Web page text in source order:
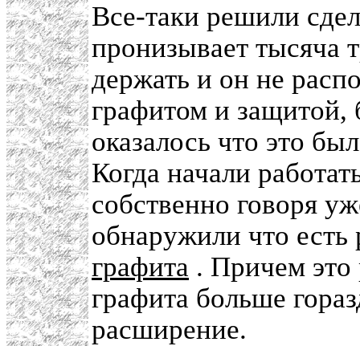
Все-таки решили
пронизывает тысяча
держать и он не
графитом и защитой,
оказалось что это
Когда начали
собственно говоря
обнаружили что есть
графита . Причем это
графита больше
расширение.